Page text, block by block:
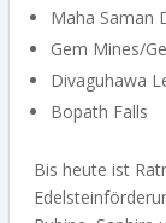
Maha Saman
Gem Mines/
Divaguhawa
Bopath Falls
Bis heute ist